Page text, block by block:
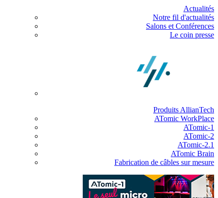
Actualités
Notre fil d'actualités
Salons et Conférences
Le coin presse
Produits AllianTech
ATomic WorkPlace
ATomic-1
ATomic-2
ATomic-2.1
ATomic Brain
Fabrication de câbles sur mesure